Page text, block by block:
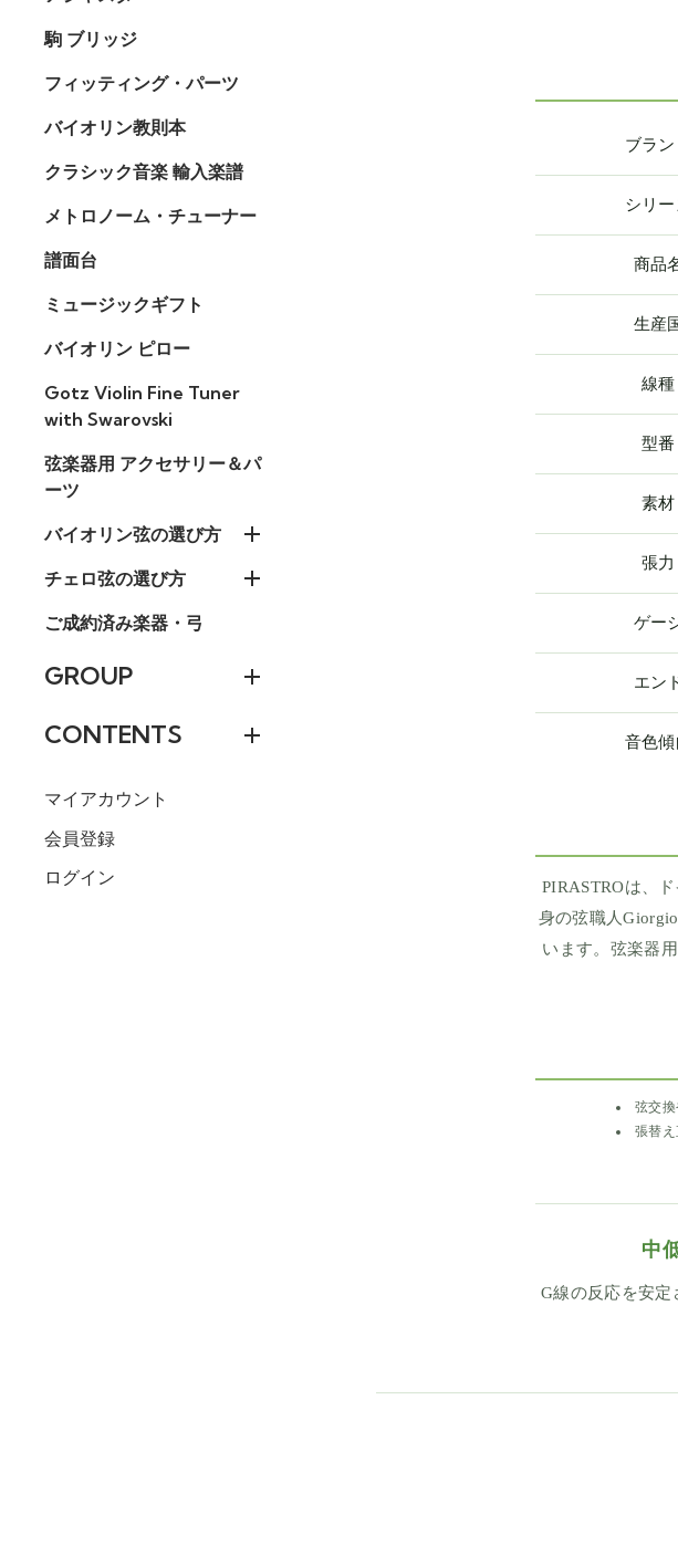
駒 ブリッジ
フィッティング・パーツ
バイオリン教則本
クラシック音楽 輸入楽譜
メトロノーム・チューナー
譜面台
ミュージックギフト
バイオリン ピロー
Gotz Violin Fine Tuner
with Swarovski
弦楽器用 アクセサリー＆パ
ーツ
バイオリン弦の選び方
チェロ弦の選び方
ご成約済み楽器・弓
GROUP
CONTENTS
マイアカウント
会員登録
ログイン
ブラン
シリ
商品
生産
線種
型番
素材
張力
ゲー
エン
音色傾
PIRASTROは、
身の弦職人
います。弦楽器
弦交
張替
中
G線の反応を安